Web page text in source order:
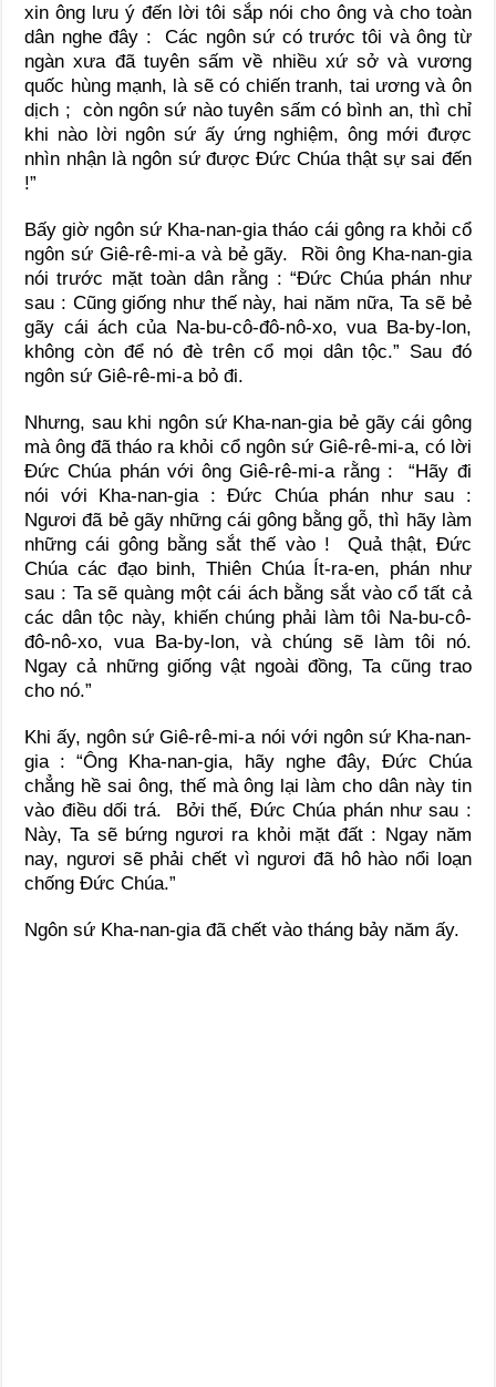
xin ông lưu ý đến lời tôi sắp nói cho ông và cho toàn
dân nghe đây : Các ngôn sứ có trước tôi và ông từ
ngàn xưa đã tuyên sấm về nhiều xứ sở và vương
quốc hùng mạnh, là sẽ có chiến tranh, tai ương và ôn
dịch ; còn ngôn sứ nào tuyên sấm có bình an, thì chỉ
khi nào lời ngôn sứ ấy ứng nghiệm, ông mới được
nhìn nhận là ngôn sứ được Đức Chúa thật sự sai đến
!”
Bấy giờ ngôn sứ Kha-nan-gia tháo cái gông ra khỏi cổ
ngôn sứ Giê-rê-mi-a và bẻ gãy. Rồi ông Kha-nan-gia
nói trước mặt toàn dân rằng : “Đức Chúa phán như
sau : Cũng giống như thế này, hai năm nữa, Ta sẽ bẻ
gãy cái ách của Na-bu-cô-đô-nô-xo, vua Ba-by-lon,
không còn để nó đè trên cổ mọi dân tộc.” Sau đó
ngôn sứ Giê-rê-mi-a bỏ đi.
Nhưng, sau khi ngôn sứ Kha-nan-gia bẻ gãy cái gông
mà ông đã tháo ra khỏi cổ ngôn sứ Giê-rê-mi-a, có lời
Đức Chúa phán với ông Giê-rê-mi-a rằng : “Hãy đi
nói với Kha-nan-gia : Đức Chúa phán như sau :
Ngươi đã bẻ gãy những cái gông bằng gỗ, thì hãy làm
những cái gông bằng sắt thế vào ! Quả thật, Đức
Chúa các đạo binh, Thiên Chúa Ít-ra-en, phán như
sau : Ta sẽ quàng một cái ách bằng sắt vào cổ tất cả
các dân tộc này, khiến chúng phải làm tôi Na-bu-cô-
đô-nô-xo, vua Ba-by-lon, và chúng sẽ làm tôi nó.
Ngay cả những giống vật ngoài đồng, Ta cũng trao
cho nó.”
Khi ấy, ngôn sứ Giê-rê-mi-a nói với ngôn sứ Kha-nan-
gia : “Ông Kha-nan-gia, hãy nghe đây, Đức Chúa
chẳng hề sai ông, thế mà ông lại làm cho dân này tin
vào điều dối trá. Bởi thế, Đức Chúa phán như sau :
Này, Ta sẽ bứng ngươi ra khỏi mặt đất : Ngay năm
nay, ngươi sẽ phải chết vì ngươi đã hô hào nổi loạn
chống Đức Chúa.”
Ngôn sứ Kha-nan-gia đã chết vào tháng bảy năm ấy.